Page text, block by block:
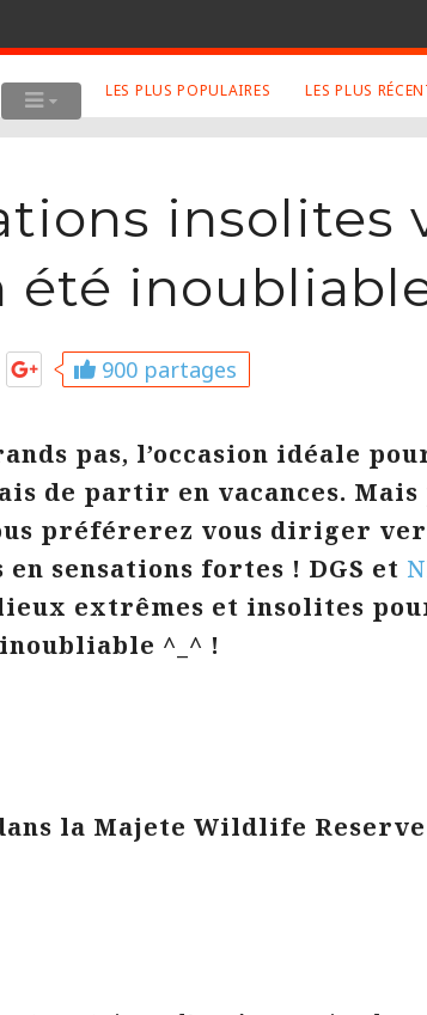
Art
Photographies
Robot
Cinema
Facebook
Twitter
Google+
Mentions Légales
LES PLUS POPULAIRES LES PLUS
insolites
été
900 partages
pas, l’occasion idéale
de partir en vacances.
préférerez vous diriger
sensations fortes ! DGS et
extrêmes et insolites
^_^ !
la Majete Wildlife Reserve